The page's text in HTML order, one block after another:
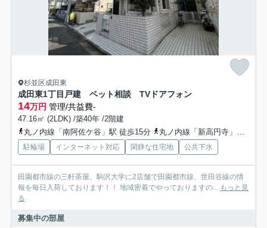
杉並区成田東
成田東1丁目戸建 ペット相談 TVドアフォン
14万円 管理/共益費-
47.16㎡ (2LDK) /築40年 /2階建
丸ノ内線「南阿佐ケ谷」駅 徒歩15分
丸ノ内線「新高円寺」駅 徒歩16分
駐輪場 インターネット対応 閑静な住宅地 公共下水
田園都市線の三軒茶屋、駒沢大学に2店舗で田園都市線、世田谷線の情
報を毎日入荷しております！！ 地域密着でやっておりますの... もっと見
る
募集中の部屋